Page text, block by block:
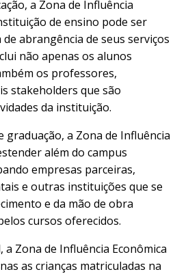
a Zona de Influência
de ensino pode ser
abrangência de seus serviços
não apenas os alunos
os professores,
stakeholders que são
da instituição.
graduação, a Zona de Influência
além do campus
empresas parceiras,
e outras instituições que se
e da mão de obra
cursos oferecidos.
a Zona de Influência Econômica
as crianças matriculadas na